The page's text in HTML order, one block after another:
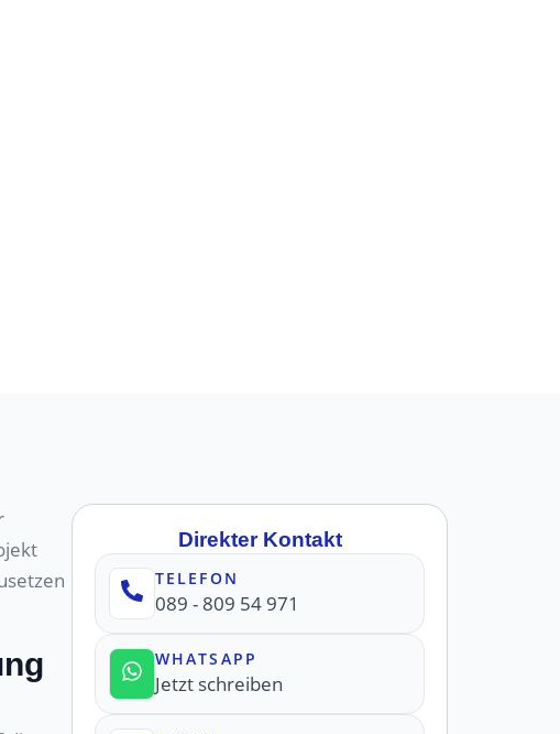
Direkter Kontakt
TELEFON
089 - 809 54 971
WHATSAPP
Jetzt schreiben